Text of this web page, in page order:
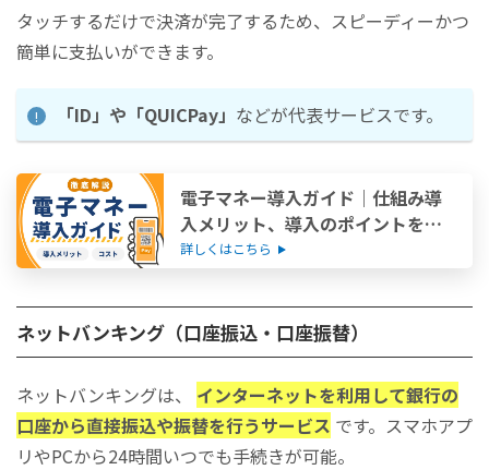
タッチするだけで決済が完了するため、スピーディーかつ
簡単に支払いができます。
「ID」や「QUICPay」 などが代表サービスです。
電子マネー導入ガイド｜仕組み導
入メリット、導入のポイントを解
説！
詳しくはこちら
ネットバンキング（口座振込・口座振替）
ネットバンキングは、 インターネットを利用して銀行の
口座から直接振込や振替を行うサービス です。スマホアプ
リやPCから24時間いつでも手続きが可能。